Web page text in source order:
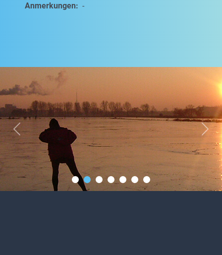
Previous Next
Anmerkungen: -